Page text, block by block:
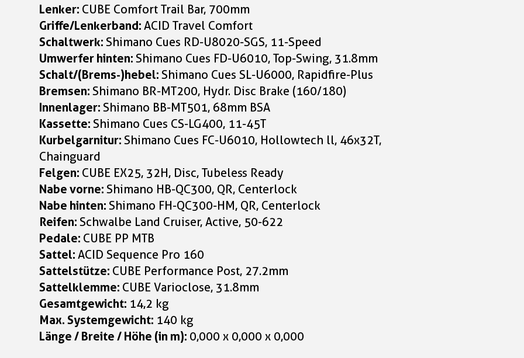
Lenker: CUBE Comfort Trail Bar, 700mm
Griffe/Lenkerband:ACID Travel Comfort
Schaltwerk:Shimano Cues RD-U8020-SGS, 11-Speed
Umwerfer hinten:Shimano Cues FD-U6010, Top-Swing, 31.8mm
Schalt/(Brems-)hebel:Shimano Cues SL-U6000, Rapidfire-Plus
Bremsen:Shimano BR-MT200, Hydr. Disc Brake (160/180)
Innenlager:Shimano BB-MT501, 68mm BSA
Kassette:Shimano Cues CS-LG400, 11-45T
Kurbelgarnitur:Shimano Cues FC-U6010, Hollowtech ll, 46x32T,
Chainguard
Felgen: CUBE EX25, 32H, Disc, Tubeless Ready
Nabe vorne:Shimano HB-QC300, QR, Centerlock
Nabe hinten:Shimano FH-QC300-HM, QR, Centerlock
Reifen:Schwalbe Land Cruiser, Active, 50-622
Pedale: CUBE PP MTB
Sattel:ACID Sequence Pro 160
Sattelstütze: CUBE Performance Post, 27.2mm
Sattelklemme: CUBE Varioclose, 31.8mm
Gesamtgewicht: 14,2 kg
Max. Systemgewicht: 140 kg
Länge / Breite / Höhe (in m): 0,000 x 0,000 x 0,000